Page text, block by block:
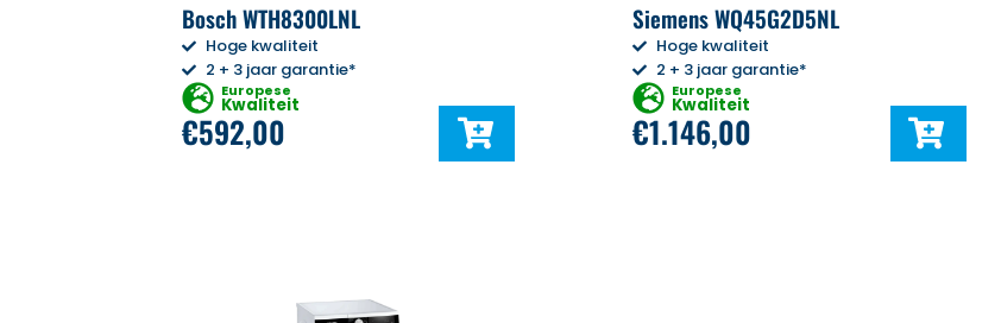
Bosch WTH8300LNL
Hoge kwaliteit
2 + 3 jaar garantie*
Europese
Kwaliteit
€592,00
Siemens WQ45G2D5NL
Hoge kwaliteit
2 + 3 jaar garantie*
Europese
Kwaliteit
€1.146,00